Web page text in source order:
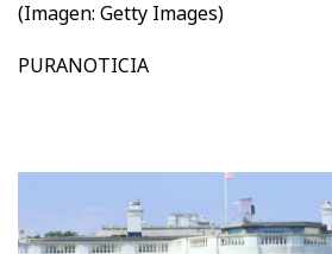
(Imagen: Getty Images)
PURANOTICIA